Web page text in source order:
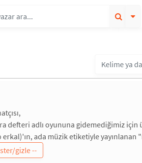
defteri adlı oyununa gidemediğimiz için
erkal)'ın, ada müzik etiketiyle